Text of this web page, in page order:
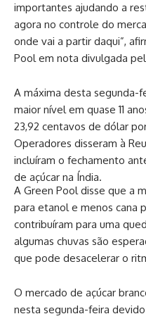
importantes ajudando a
agora no controle do
onde vai a partir daqui”,
Pool em nota divulgada
A máxima desta segunda-
maior nível em quase 11
23,92 centavos de dólar
Operadores disseram à
incluíram o fechamento
de açúcar na Índia.
A Green Pool disse que a
para etanol e menos cana
contribuíram para uma
algumas chuvas são
que pode desacelerar o
O mercado de açúcar
nesta segunda-feira